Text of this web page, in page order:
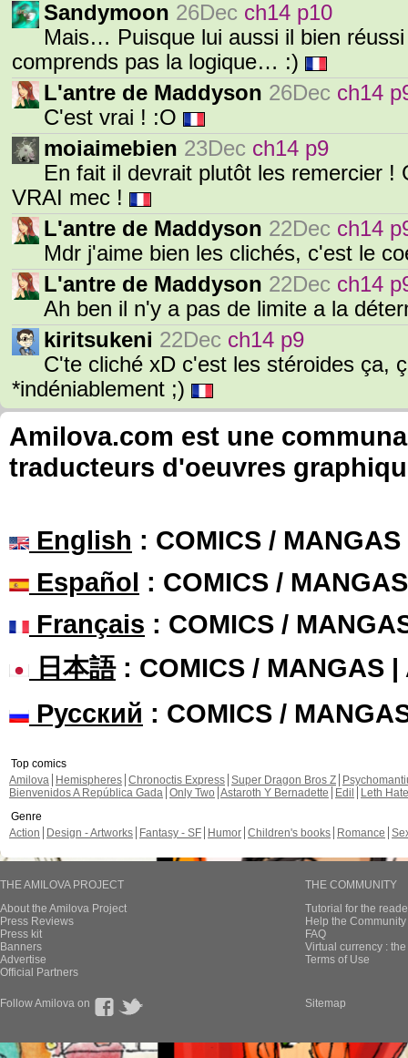
Sandymoon 26Dec ch14 p10
Mais… Puisque lui aussi il bien
comprends pas la logique… :)
L'antre de Maddyson 26Dec ch14
C'est vrai ! :O
moiaimebien 23Dec ch14 p9
En fait il devrait plutôt les remercier !
VRAI mec !
L'antre de Maddyson 22Dec ch14
Mdr j'aime bien les clichés, c'est le
L'antre de Maddyson 22Dec ch14
Ah ben il n'y a pas de limite a la
kiritsukeni 22Dec ch14 p9
C'te cliché xD c'est les stéroides ça,
*indéniablement ;)
Amilova.com est une
traducteurs d'oeuvres
English : COMICS /
Español : COMICS /
Français : COMICS /
日本語: COMICS / MANGAS |
Русский : COMICS /
Top comics
Amilova
Hemispheres Chronoctis Express Super Dragon Bros Z
Bienvenidos A República Gada Only Two Astaroth Y Bernadette Edil
Leth Hate
Genre
Action
Design - Artworks Fantasy - SF Humor Children's books Romance
THE AMILOVA PROJECT
About the Amilova Project
Press Reviews
Press kit
Banners
Advertise
Official Partners
THE COMMUNITY
Tutorial for the
Help the
FAQ
Virtual currency :
Terms of Use
Follow Amilova on Sitemap